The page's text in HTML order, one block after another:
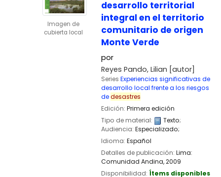
Imagen de
cubierta local
desarrollo territorial
integral en el territorio
comunitario de origen
Monte Verde
por
Reyes Pando, Lilian [autor]
Series Experiencias significativas de
desarrollo local frente a los riesgos
dedesastres
Edición: Primera edición
Tipo de material:
Texto;
Audiencia: Especializado;
Idioma: Español
Detalles de publicación: Lima:
Comunidad Andina,2009
Disponibilidad: Ítems disponibles